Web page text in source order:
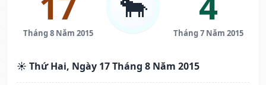
Tháng 8 Năm 2015 Tháng 7 Năm 2015
☀️ Thứ Hai, Ngày 17 Tháng 8 Năm 2015